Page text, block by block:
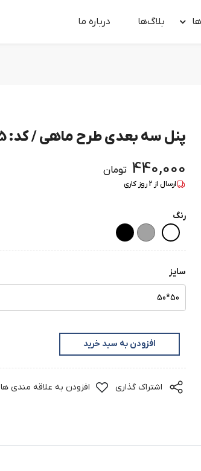
بلاگ‌ها درباره‌ ما
پنل سه بعدی طرح ماهی / کد: PNA-105
440,000 تومان
ارسال از 2روز کاری
رنگ
سایز
50*50
افزودن به سبد خرید
اشتراک گذاری افزودن به علاقه مندی ها